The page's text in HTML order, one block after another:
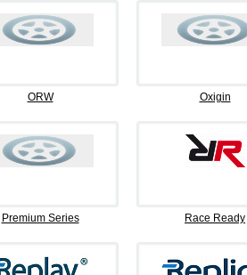
ORW Oxigin
Premium Series Race Ready